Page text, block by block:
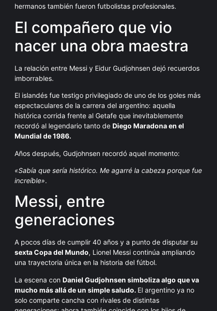
hermanos también fueron futbolistas profesionales.
El compañero que vio
nacer una obra maestra
La relación entre Messi y Eidur Gudjohnsen dejó recuerdos
imborrables.
El islandés fue testigo privilegiado de uno de los goles más
espectaculares de la carrera del argentino: aquella
histórica corrida frente al Getafe que inevitablemente
recordó al legendario tanto de Diego Maradona en el
Mundial de 1986.
Años después, Gudjohnsen recordó aquel momento:
«Sabía que sería histórico. Me agarré la cabeza porque fue
increíble».
Messi, entre
generaciones
A pocos días de cumplir 40 años y a punto de disputar su
sexta Copa del Mundo, Lionel Messi continúa ampliando
una trayectoria única en la historia del fútbol.
La escena con Daniel Gudjohnsen simboliza algo que va
mucho más allá de un simple saludo. El argentino ya no
solo comparte cancha con rivales de distintas